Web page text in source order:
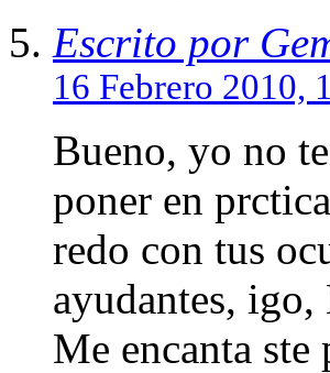
Escrito por
16 Febrero 2010,
Bueno, yo no
poner en
redo con tus
ayudantes,
Me encanta